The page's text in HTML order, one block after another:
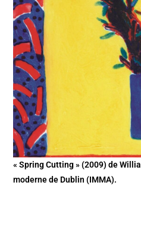
« Spring Cutting » (2009) de
moderne de Dublin (IMMA).